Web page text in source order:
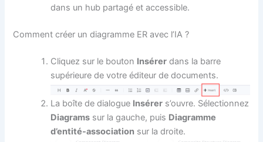
dans un hub partagé et accessible.
Comment créer un diagramme ER avec l’IA ?
Cliquez sur le bouton Insérer dans la barre
supérieure de votre éditeur de documents.
La boîte de dialogue Insérer s’ouvre. Sélectionnez
Diagrams sur la gauche, puis Diagramme
d’entité-association sur la droite.